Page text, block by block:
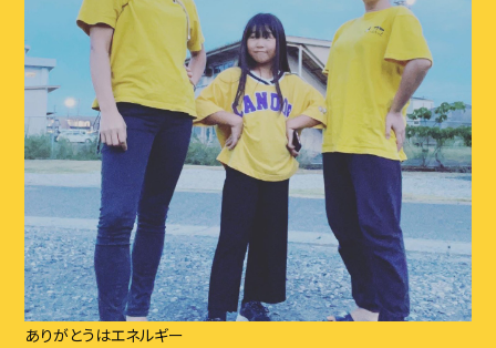
ありがとうはエネルギー